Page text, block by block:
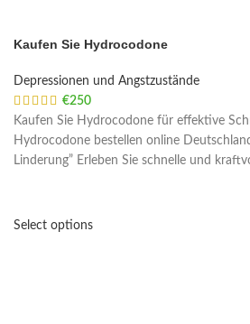
Kaufen Sie Hydrocodone
Depressionen und Angstzustände
€250
Kaufen Sie Hydrocodone für effektive
Hydrocodone bestellen online
Linderung” Erleben Sie schnelle und
Select options